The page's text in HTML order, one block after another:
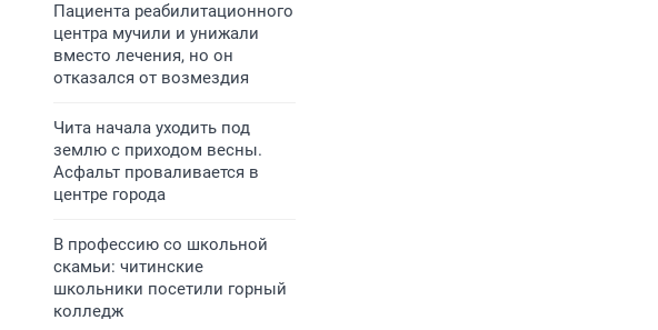
Пациента реабилитационного
центра мучили и унижали
вместо лечения, но он
отказался от возмездия
Чита начала уходить под
землю с приходом весны.
Асфальт проваливается в
центре города
В профессию со школьной
скамьи: читинские
школьники посетили горный
колледж